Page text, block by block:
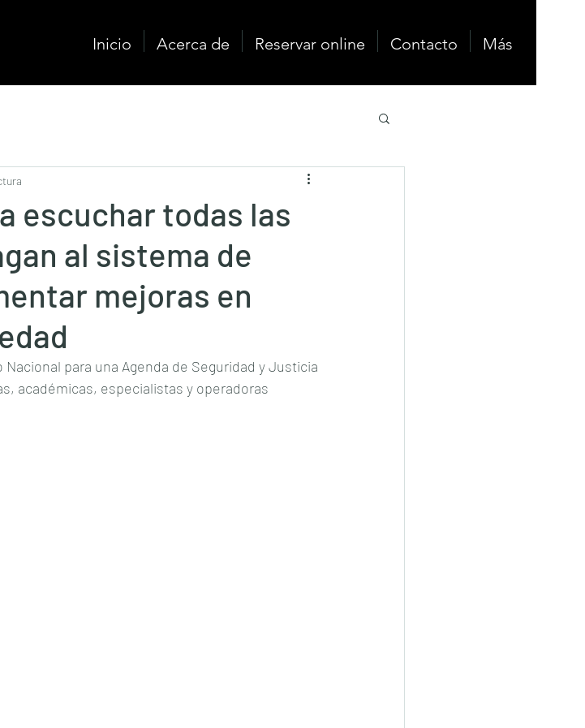
Inicio Acerca de Reservar online Contacto Más
escuchar todas las
al sistema de
mejoras en
para una Agenda de Seguridad y Justicia
académicas, especialistas y operadoras